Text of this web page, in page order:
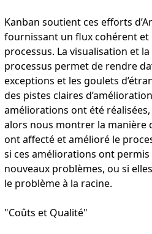
Kanban soutient ces efforts
fournissant un flux cohérent
processus. La visualisation et
processus permet de rendre
exceptions et les goulets
des pistes claires
améliorations ont été
alors nous montrer la manière
ont affecté et amélioré le
si ces améliorations ont
nouveaux problèmes, ou si
le problème à la racine.
"Coûts et Qualité"